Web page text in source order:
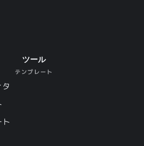
ツール
テンプレート